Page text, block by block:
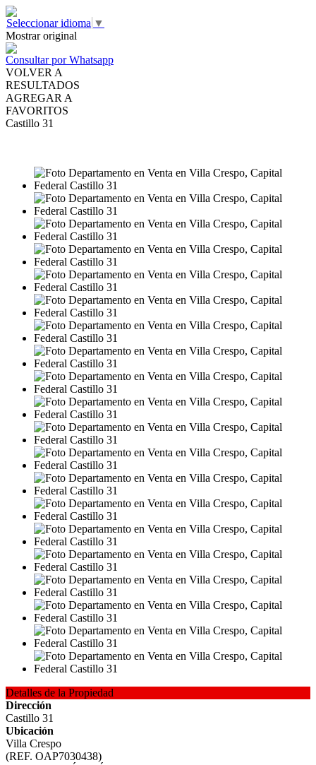
Seleccionar idioma ▼
Mostrar original
Consultar por Whatsapp
VOLVER A
RESULTADOS
AGREGAR A
FAVORITOS
Castillo 31
Detalles de la Propiedad
Dirección
Castillo 31
Ubicación
Villa Crespo
(REF. OAP7030438)